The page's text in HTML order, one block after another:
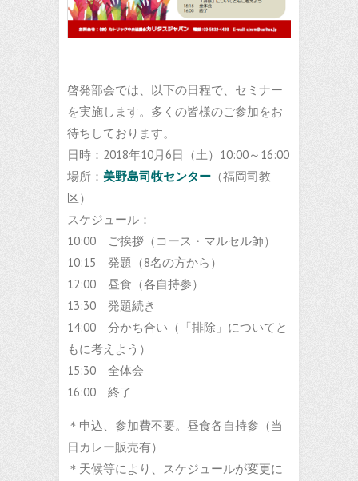
啓発部会では、以下の日程で、セミナー
を実施します。多くの皆様のご参加をお
待ちしております。
日時：2018年10月6日（土）10:00～16:00
場所： 美野島司牧センター （福岡司教
区）
スケジュール：
10:00 ご挨拶（コース・マルセル師）
10:15 発題（8名の方から）
12:00 昼食（各自持参）
13:30 発題続き
14:00 分かち合い（「排除」についてと
もに考えよう）
15:30 全体会
16:00 終了
＊申込、参加費不要。昼食各自持参（当
日カレー販売有）
＊天候等により、スケジュールが変更に